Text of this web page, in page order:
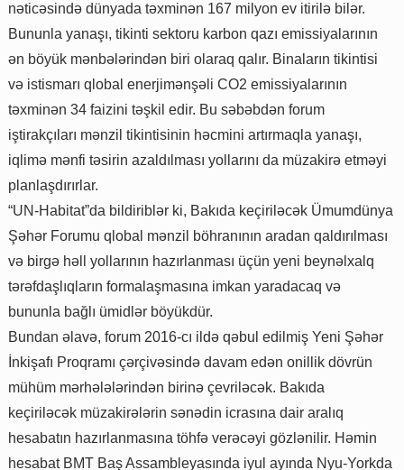
nəticəsində dünyada təxminən 167 milyon ev itirilə bilər.
Bununla yanaşı, tikinti sektoru karbon qazı emissiyalarının
ən böyük mənbələrindən biri olaraq qalır. Binaların tikintisi
və istismarı qlobal enerjimənşəli CO2 emissiyalarının
təxminən 34 faizini təşkil edir. Bu səbəbdən forum
iştirakçıları mənzil tikintisinin həcmini artırmaqla yanaşı,
iqlimə mənfi təsirin azaldılması yollarını da müzakirə etməyi
planlaşdırırlar.
“UN-Habitat”da bildiriblər ki, Bakıda keçiriləcək Ümumdünya
Şəhər Forumu qlobal mənzil böhranının aradan qaldırılması
və birgə həll yollarının hazırlanması üçün yeni beynəlxalq
tərəfdaşlıqların formalaşmasına imkan yaradacaq və
bununla bağlı ümidlər böyükdür.
Bundan əlavə, forum 2016-cı ildə qəbul edilmiş Yeni Şəhər
İnkişafı Proqramı çərçivəsində davam edən onillik dövrün
mühüm mərhələlərindən birinə çevriləcək. Bakıda
keçiriləcək müzakirələrin sənədin icrasına dair aralıq
hesabatın hazırlanmasına töhfə verəcəyi gözlənilir. Həmin
hesabat BMT Baş Assambleyasında iyul ayında Nyu-Yorkda